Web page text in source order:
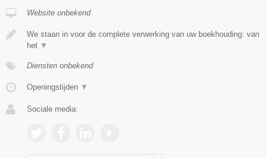
Website onbekend
We staan in voor de complete verwerking van uw boekhouding: van
het ▼
Diensten onbekend
Openingstijden ▼
Sociale media: